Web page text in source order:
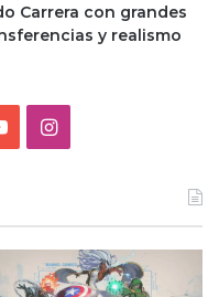
Carrera con grandes
y realismo
YouTubeInstagram